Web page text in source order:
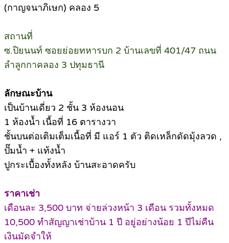
(กาญจนาภิเษก) คลอง 5
สถานที่
ซ.ปิยนนท์ ซอยย่อยทหารบก 2 บ้านเลขที่ 401/47 ถนน
ลำลูกกาคลอง 3 ปทุมธานี
ลักษณะบ้าน
เป็นบ้านเดี่ยว 2 ชั้น 3 ห้องนอน
1 ห้องน้ำ เนื้อที่ 16 ตารางวา
ชั้นบนต่อเติมเต็มเนื้อที่ มี แอร์ 1 ตัว ติดเหล็กดัดมุ้งลวด ,
ปั๊มน้ำ + แท้งน้ำ
ปูกระเบื้องทั้งหลัง บ้านสะอาดครับ
ราคาเช่า
เดือนละ 3,500 บาท จ่ายล่วงหน้า 3 เดือน รวมทั้งหมด
10,500 ทำสัญญาเช่าบ้าน 1 ปี อยู่อย่างน้อย 1 ปีไม่คืน
เงินมัดจำให้